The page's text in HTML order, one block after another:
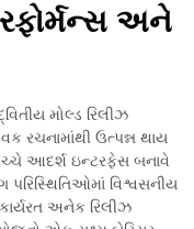
અને
મોલ્ડ રિલીઝ
રચનામાંથી ઉત્પન્ન થાય
આદર્શ ઇન્ટરફેસ બનાવે
પરિસ્થિતિઓમાં વિશ્વસનીય
અનેક રિલીઝ